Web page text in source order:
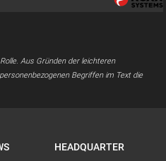
Aus Gründen der leichteren
Begriffen im Text die
HEADQUARTER